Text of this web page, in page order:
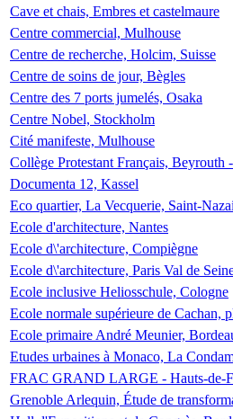
Cave et chais, Embres et castelmaure
Centre commercial, Mulhouse
Centre de recherche, Holcim, Suisse
Centre de soins de jour, Bègles
Centre des 7 ports jumelés, Osaka
Centre Nobel, Stockholm
Cité manifeste, Mulhouse
Collège Protestant Français, Beyrouth
Documenta 12, Kassel
Eco quartier, La Vecquerie, Saint-
Ecole d'architecture, Nantes
Ecole d\'architecture, Compiègne
Ecole d\'architecture, Paris Val de
Ecole inclusive Heliosschule, Cologne
Ecole normale supérieure de Cachan,
Ecole primaire André Meunier,
Etudes urbaines à Monaco, La
FRAC GRAND LARGE - Hauts-de-
Grenoble Arlequin, Étude de